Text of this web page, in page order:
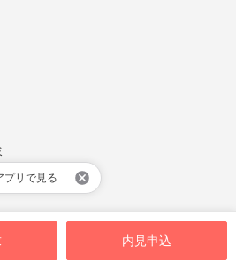
内見申込
プリで見る